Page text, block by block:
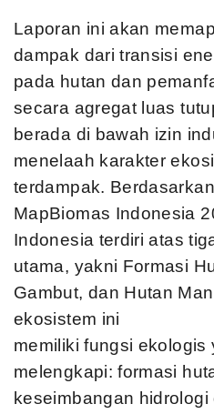
Laporan ini akan
dampak dari transisi
pada hutan dan
secara agregat luas
berada di bawah izin
menelaah karakter
terdampak.
MapBiomas Indonesia
Indonesia terdiri atas
utama, yakni Formasi
Gambut, dan Hutan
ekosistem ini
memiliki fungsi ekologis
melengkapi: formasi
keseimbangan